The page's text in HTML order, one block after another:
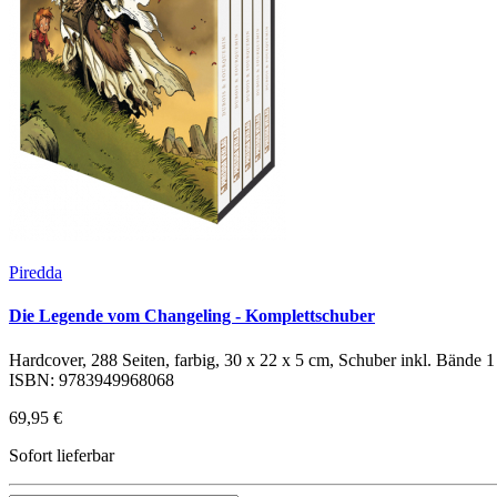
Piredda
Die Legende vom Changeling - Komplettschuber
Hardcover, 288 Seiten, farbig, 30 x 22 x 5 cm, Schuber inkl. Bände
ISBN: 9783949968068
69,95 €
Sofort lieferbar